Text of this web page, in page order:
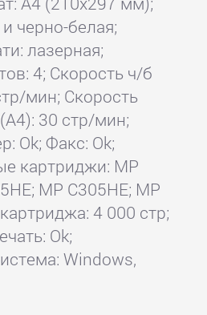
черно-белая;
лазерная;
4; Скорость ч/б
мин; Скорость
30 стр/мин;
Ok; Факс: Ok;
картриджи: MP
MP C305HE; MP
4 000 стр;
Ok;
Windows,